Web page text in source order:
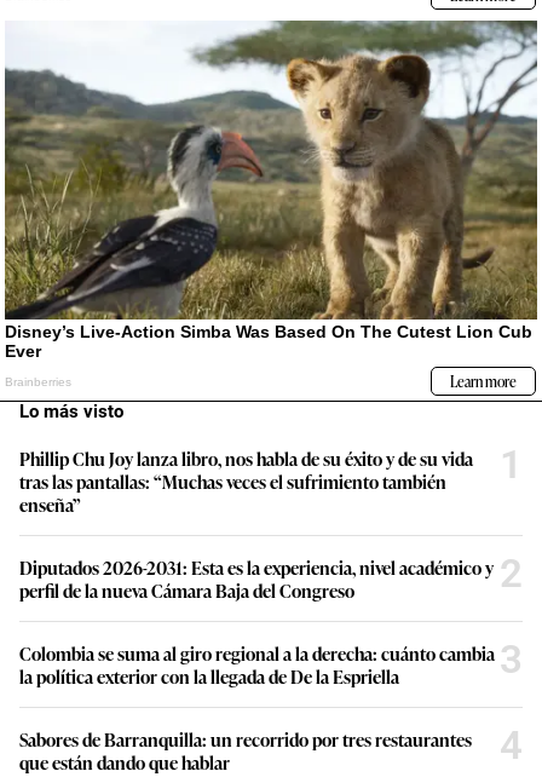
Lo más visto
Phillip Chu Joy lanza libro, nos habla de su éxito y de su vida
tras las pantallas: “Muchas veces el sufrimiento también
enseña”
1
Diputados 2026-2031: Esta es la experiencia, nivel académico y
perfil de la nueva Cámara Baja del Congreso
2
Colombia se suma al giro regional a la derecha: cuánto cambia
la política exterior con la llegada de De la Espriella
3
Sabores de Barranquilla: un recorrido por tres restaurantes
que están dando que hablar
4